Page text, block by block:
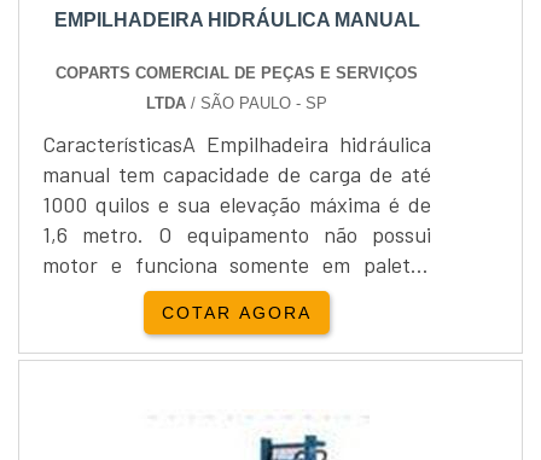
EMPILHADEIRA HIDRÁULICA MANUAL
COPARTS COMERCIAL DE PEÇAS E SERVIÇOS
LTDA / SÃO PAULO - SP
CaracterísticasA Empilhadeira hidráulica
manual tem capacidade de carga de até
1000 quilos e sua elevação máxima é de
1,6 metro. O equipamento não possui
motor e funciona somente em paletes
abertos. Por conta do seu formato de
fabricação, não possui capacidade de
transportar outros materiais.Por se tratar
Empilhadeira hidráulica manual não
precisa de curso de certificação para a
COTAR AGORA